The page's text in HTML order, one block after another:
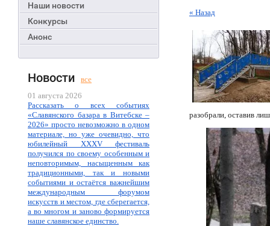
Наши новости
Конкурсы
Анонс
Новости
все
01 августа 2026
Рассказать о всех событиях
«Славянского базара в Витебске –
2026» просто невозможно в одном
материале, но уже очевидно, что
юбилейный XXXV фестиваль
получился по своему особенным и
неповторимым, насыщенным как
традиционными, так и новыми
событиями и остаётся важнейшим
международным форумом
искусств и местом, где сберегается,
а во многом и заново формируется
наше славянское единство.
« Назад
разобрали, оставив